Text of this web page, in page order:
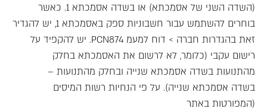
(השדה השני של אסמכתא) או בשדה אסמכתא 1. כאשר
בוחרים להשתמש עבור חשבוניות ספק באסמכתא 1, יש להגדיר
זאת בהגדרות חברה > דוח למעמ PCN874. יש להקפיד על
רישום עקבי (כלומר, לא לרשום את האסמכתא בחלק
מהתנועות בשדה אסמכתא שנייה ובחלק מהתנועות –
בשדה אסמכתא שנייה). על פי הנחיות רשות המיסים
(המפורטות באתר